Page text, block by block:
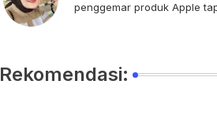
penggemar produk Apple
Rekomendasi: